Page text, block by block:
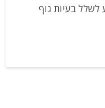
לשלל בעיות גוף